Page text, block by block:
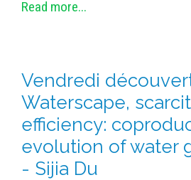
Read more...
Vendredi
Waterscape,
efficiency:
evolution of water
- Sijia Du